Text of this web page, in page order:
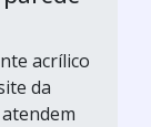
acrílico
da